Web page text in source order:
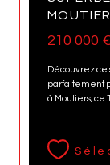
210 000 €
Découvrez
parfaitement
à Moutiers, ce